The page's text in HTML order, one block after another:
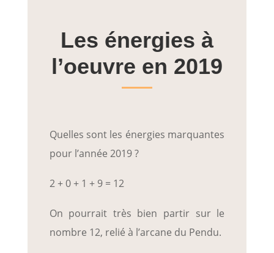
Les énergies à
l’oeuvre en 2019
Quelles sont les énergies marquantes
pour l’année 2019 ?
2 + 0 + 1 + 9 = 12
On pourrait très bien partir sur le
nombre 12, relié à l’arcane du Pendu.